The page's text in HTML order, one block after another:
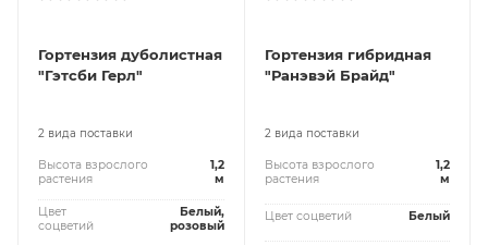
Гортензия дуболистная
"Гэтсби Герл"
2 вида поставки
Высота взрослого
растения
1,2
м
Цвет
соцветий
Белый,
розовый
Гортензия гибридная
"Ранэвэй Брайд"
2 вида поставки
Высота взрослого
растения
1,2
м
Цвет соцветий Белый